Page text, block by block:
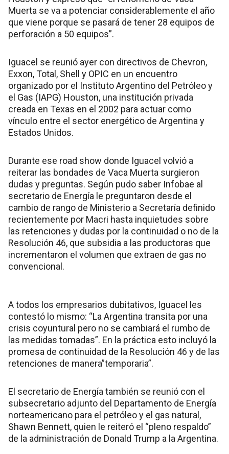
Muerta se va a potenciar considerablemente el año
que viene porque se pasará de tener 28 equipos de
perforación a 50 equipos”.
Iguacel se reunió ayer con directivos de Chevron,
Exxon, Total, Shell y OPIC en un encuentro
organizado por el Instituto Argentino del Petróleo y
el Gas (IAPG) Houston, una institución privada
creada en Texas en el 2002 para actuar como
vínculo entre el sector energético de Argentina y
Estados Unidos.
Durante ese road show donde Iguacel volvió a
reiterar las bondades de Vaca Muerta surgieron
dudas y preguntas. Según pudo saber Infobae al
secretario de Energía le preguntaron desde el
cambio de rango de Ministerio a Secretaría definido
recientemente por Macri hasta inquietudes sobre
las retenciones y dudas por la continuidad o no de la
Resolución 46, que subsidia a las productoras que
incrementaron el volumen que extraen de gas no
convencional.
A todos los empresarios dubitativos, Iguacel les
contestó lo mismo: “La Argentina transita por una
crisis coyuntural pero no se cambiará el rumbo de
las medidas tomadas”. En la práctica esto incluyó la
promesa de continuidad de la Resolución 46 y de las
retenciones de manera”temporaria”.
El secretario de Energía también se reunió con el
subsecretario adjunto del Departamento de Energía
norteamericano para el petróleo y el gas natural,
Shawn Bennett, quien le reiteró el “pleno respaldo”
de la administración de Donald Trump a la Argentina.